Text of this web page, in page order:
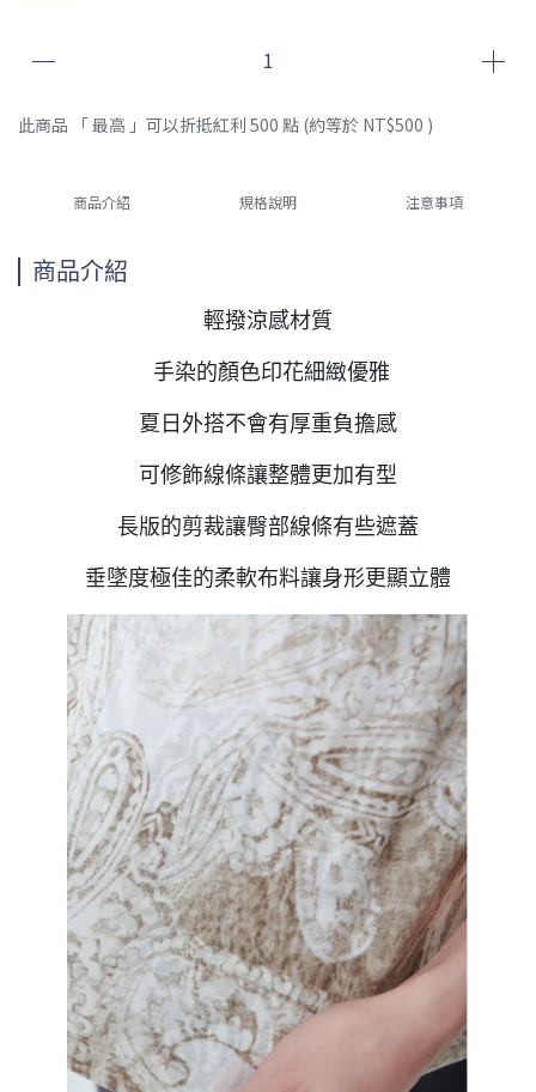
此商品 「 最高 」可以折抵紅利 500 點 (約等於 NT$500 )
商品介紹 規格說明 注意事項
商品介紹
輕撥涼感材質
手染的顏色印花細緻優雅
夏日外搭不會有厚重負擔感
可修飾線條讓整體更加有型
長版的剪裁讓臀部線條有些遮蓋
垂墜度極佳的柔軟布料讓身形更顯立體